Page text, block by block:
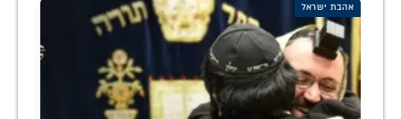
אהבת ישראל